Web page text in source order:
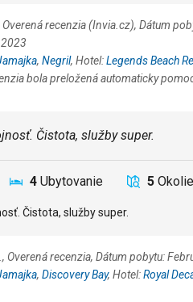
Overená recenzia (Invia.cz), Dátum
, Negril, Hotel:Legends Beach
bola preložená automaticky
Čistota, služby super.
4 Ubytovanie 5 Okolie
Čistota, služby super.
Overená recenzia, Dátum pobytu:
, Discovery Bay, Hotel:Royal